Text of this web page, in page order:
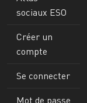
sociaux ESO
Créer un
compte
Se connecter
Mot de passe